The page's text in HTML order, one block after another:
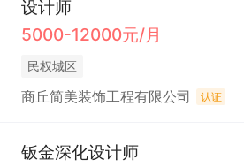
设计师
5000-12000元/月
民权城区
商丘简美装饰工程有限公司 认证
钣金深化设计师